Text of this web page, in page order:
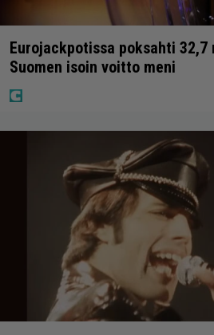
Eurojackpotissa poksahti 32,7
Suomen isoin voitto meni